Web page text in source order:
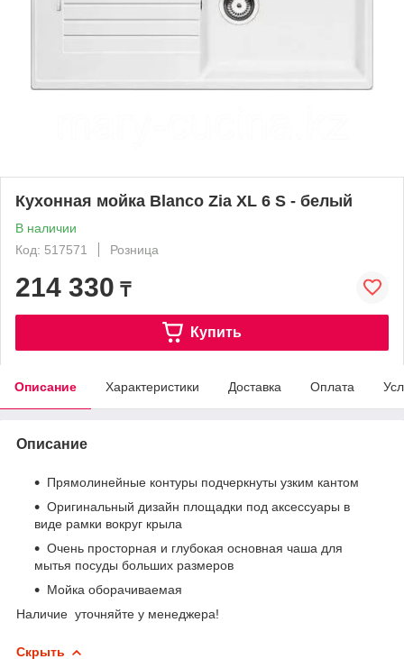
Кухонная мойка Blanco Zia XL 6 S - белый
В наличии
Код: 517571
Розница
214 330 ₸
Купить
Описание Характеристики Доставка Оплата
Описание
Прямолинейные контуры подчеркнуты узким кантом
Оригинальный дизайн площадки под аксессуары в
виде рамки вокруг крыла
Очень просторная и глубокая основная чаша для
мытья посуды больших размеров
Мойка оборачиваемая
Наличие уточняйте у менеджера!
Скрыть